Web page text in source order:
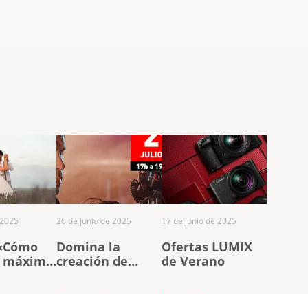
máximo
Domina la
creación de
26 de junio de 2025
Ofertas LUMIX
de Verano
17 de junio de 2025